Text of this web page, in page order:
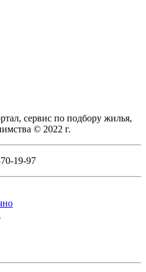
сервис по подбору жилья,
© 2022 г.
19-97